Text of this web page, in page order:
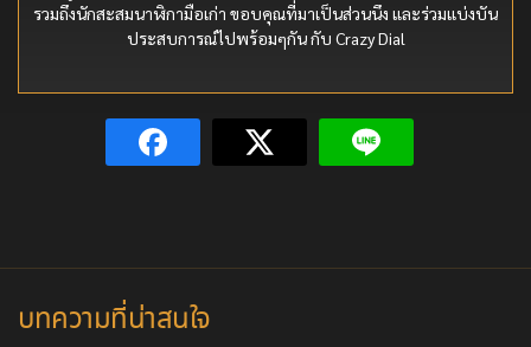
รวมถึงนักสะสมนาฬิกามือเก่า ขอบคุณที่มาเป็นส่วนนึง และร่วมแบ่งบัน
ประสบการณ์ไปพร้อมๆกัน กับ Crazy Dial
บทความที่น่าสนใจ